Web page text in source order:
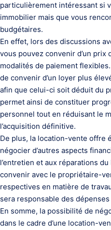
particulièrement intéressant si
immobilier mais que vous
budgétaires.
En effet, lors des discussions
vous pouvez convenir d’un prix
modalités de paiement
de convenir d’un loyer plus
afin que celui-ci soit déduit du
permet ainsi de constituer
personnel tout en réduisant le
l’acquisition définitive.
De plus, la location-vente offre
négocier d’autres aspects
l’entretien et aux réparations
convenir avec le propriétaire-
respectives en matière de
sera responsable des
En somme, la possibilité de
dans le cadre d’une location-